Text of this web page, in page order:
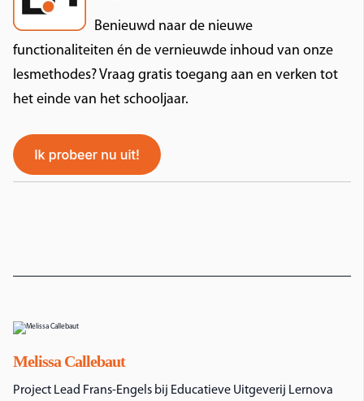
Benieuwd naar de nieuwe
functionaliteiten én de vernieuwde inhoud van onze
lesmethodes? Vraag gratis toegang aan en verken tot
het einde van het schooljaar.
Melissa Callebaut
Project Lead Frans-Engels bij Educatieve Uitgeverij Lernova